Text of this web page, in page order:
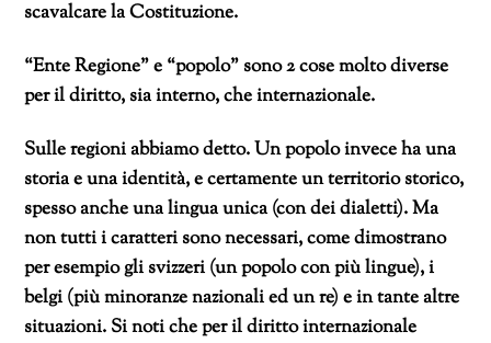
scavalcare la Costituzione.
“Ente Regione” e “popolo” sono 2 cose molto diverse
per il diritto, sia interno, che internazionale.
Sulle regioni abbiamo detto. Un popolo invece ha una
storia e una identità, e certamente un territorio storico,
spesso anche una lingua unica (con dei dialetti). Ma
non tutti i caratteri sono necessari, come dimostrano
per esempio gli svizzeri (un popolo con più lingue), i
belgi (più minoranze nazionali ed un re) e in tante altre
situazioni. Si noti che per il diritto internazionale